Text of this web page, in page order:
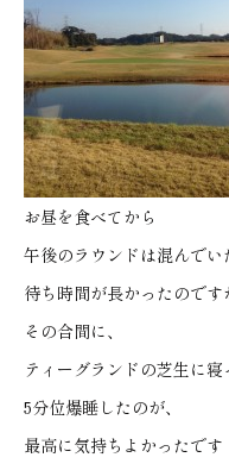
お昼を食べてから
午後のラウンドは混んでい
待ち時間が長かったのです
その合間に、
ティーグランドの芝生に寝
5分位爆睡したのが、
最高に気持ちよかったです